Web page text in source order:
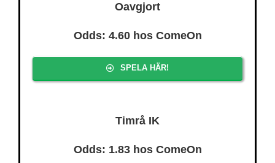
Oavgjort
Odds: 4.60 hos ComeOn
SPELA HÄR!
Timrå IK
Odds: 1.83 hos ComeOn